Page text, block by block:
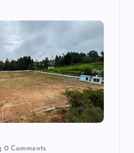
0 Comments